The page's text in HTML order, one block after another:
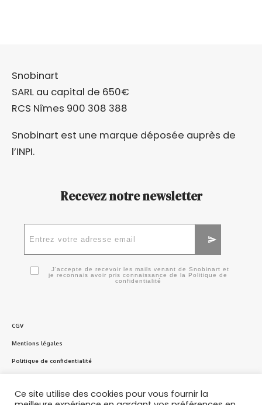
Snobinart
SARL au capital de 650€
RCS Nîmes 900 308 388
Snobinart est une marque déposée auprès de
l’INPI.
Recevez notre newsletter
J'accepte de recevoir les mails venant de Snobinart et
je reconnais avoir pris connaissance de la
Politique de
confidentialité
CGV
Mentions légales
Politique de confidentialité
Ce site utilise des cookies pour vous fournir la